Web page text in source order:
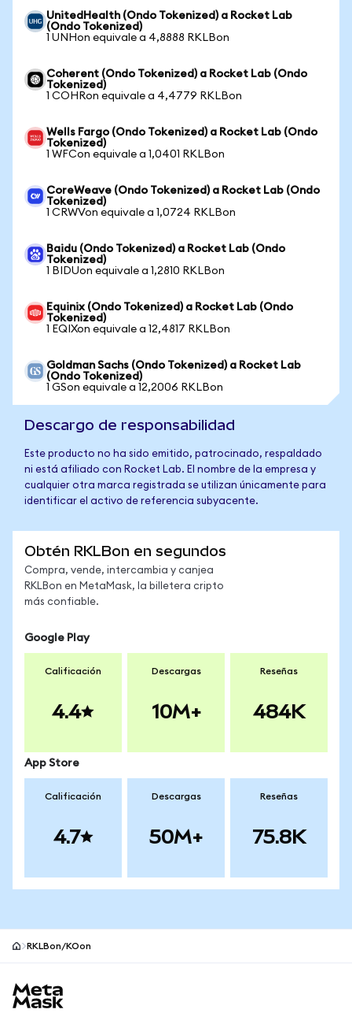
UnitedHealth (Ondo Tokenized) a Rocket Lab
(Ondo Tokenized)
1 UNHon equivale a 4,8888 RKLBon
Coherent (Ondo Tokenized) a Rocket Lab (Ondo
Tokenized)
1 COHRon equivale a 4,4779 RKLBon
Wells Fargo (Ondo Tokenized) a Rocket Lab (Ondo
Tokenized)
1 WFCon equivale a 1,0401 RKLBon
CoreWeave (Ondo Tokenized) a Rocket Lab (Ondo
Tokenized)
1 CRWVon equivale a 1,0724 RKLBon
Baidu (Ondo Tokenized) a Rocket Lab (Ondo
Tokenized)
1 BIDUon equivale a 1,2810 RKLBon
Equinix (Ondo Tokenized) a Rocket Lab (Ondo
Tokenized)
1 EQIXon equivale a 12,4817 RKLBon
Goldman Sachs (Ondo Tokenized) a Rocket Lab
(Ondo Tokenized)
1 GSon equivale a 12,2006 RKLBon
Descargo de responsabilidad
Este producto no ha sido emitido, patrocinado, respaldado
ni está afiliado con Rocket Lab. El nombre de la empresa y
cualquier otra marca registrada se utilizan únicamente para
identificar el activo de referencia subyacente.
Obtén RKLBon en segundos
Compra, vende, intercambia y canjea
RKLBon en MetaMask, la billetera cripto
más confiable.
Google Play
Calificación
4.4
Descargas
10M+
Reseñas
484K
App Store
Calificación
4.7
Descargas
50M+
Reseñas
75.8K
RKLBon/KOon